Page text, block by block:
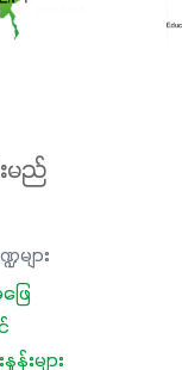
ဥယျာဉ်ခြံသီးနှံ
င် ဖန်းလင့်ရဲ့ #စ
းမည်
ျား
ြေ
န်းများ